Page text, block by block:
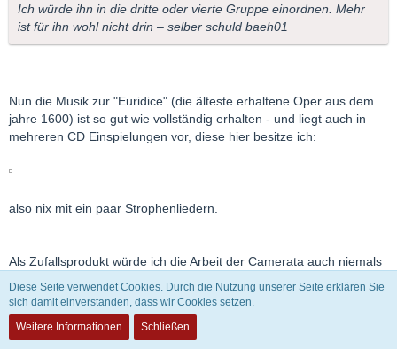
Ich würde ihn in die dritte oder vierte Gruppe einordnen. Mehr
ist für ihn wohl nicht drin – selber schuld baeh01
Nun die Musik zur "Euridice" (die älteste erhaltene Oper aus dem
jahre 1600) ist so gut wie vollständig erhalten - und liegt auch in
mehreren CD Einspielungen vor, diese hier besitze ich:
also nix mit ein paar Strophenliedern.
Als Zufallsprodukt würde ich die Arbeit der Camerata auch niemals
Auseinandersetzungen von mehreren Künstlern - und das will
etwas heißen.
Diese Seite verwendet Cookies. Durch die Nutzung unserer Seite erklären Sie
sich damit einverstanden, dass wir Cookies setzen.
Weitere Informationen
Schließen